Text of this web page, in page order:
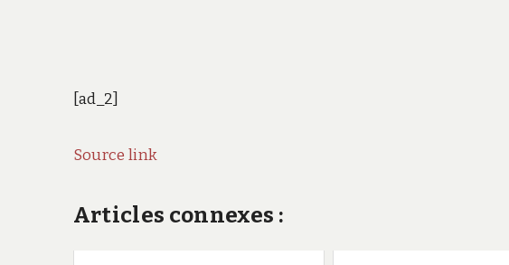
[ad_2]
Source link
Articles connexes :